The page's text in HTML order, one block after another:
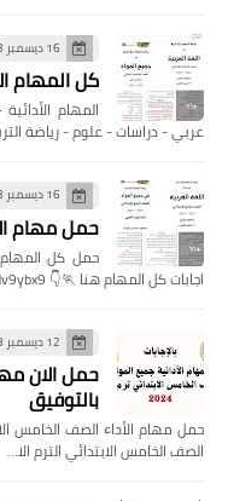
16 ديسمبر 2023
كل المهام
المهام
عربي - دراسات - علوم - رياضة
16 ديسمبر 2023
حمل مهام
اجابات كل المهام هنا 🏃👇 https://tinyurl.com/4dv9ybx9 …
12 ديسمبر 2023
حمل الان
بالتوفيق
حمل مهام الأداء الصف الخامس
الصف الخامس الابتدائي الترم الا…